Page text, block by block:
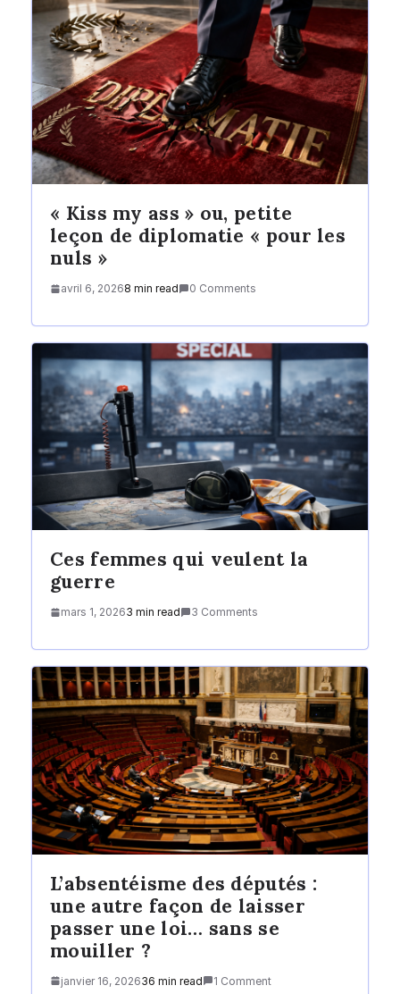
« Kiss my ass » ou, petite
leçon de diplomatie « pour les
nuls »
avril 6, 20268 min read 0 Comments
Ces femmes qui veulent la
guerre
mars 1, 20263 min read 3 Comments
L’absentéisme des députés :
une autre façon de laisser
passer une loi… sans se
mouiller ?
janvier 16, 202636 min read 1 Comment